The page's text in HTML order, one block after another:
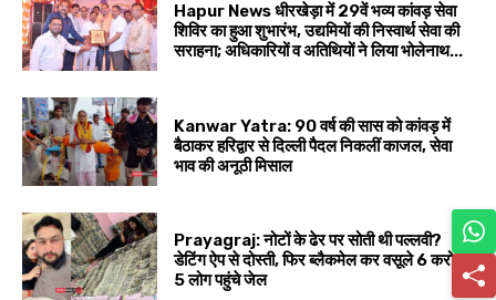
Hapur News धीरखेड़ा में 29वें भव्य कांवड़ सेवा
शिविर का हुआ शुभारंभ, उद्यमियों की निस्वार्थ सेवा की
सराहना; अधिकारियों व अतिथियों ने लिया भोलेनाथ...
Kanwar Yatra: 90 वर्ष की सास को कांवड़ में
बैठाकर हरिद्वार से दिल्ली पैदल निकलीं काजल, सेवा
भाव की अनूठी मिसाल
Prayagraj: नोटों के ढेर पर सोती थी पल्लवी?
डेटिंग ऐप से दोस्ती, फिर ब्लैकमेल कर वसूले ₹6 करोड़,
5 लोग पहुंचे जेल